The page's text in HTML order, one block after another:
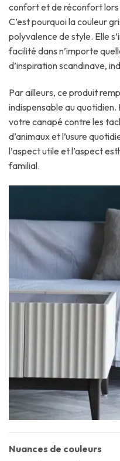
confort et de réconfort
C’est pourquoi la couleur
polyvalence de style. Elle
facilité dans n’importe
d’inspiration scandinave,
Par ailleurs, ce produit
indispensable au
votre canapé contre les
d’animaux et l’usure
l’aspect utile et l’aspect
familial.
Nuances de couleurs